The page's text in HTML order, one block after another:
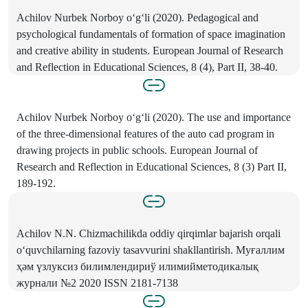
Achilov Nurbek Norboy o‘g‘li (2020). Pedagogical and
psychological fundamentals of formation of space imagination
and creative ability in students. European Journal of Research
and Reflection in Educational Sciences, 8 (4), Part II, 38-40.
Achilov Nurbek Norboy o‘g‘li (2020). The use and importance
of the three-dimensional features of the auto cad program in
drawing projects in public schools. European Journal of
Research and Reflection in Educational Sciences, 8 (3) Part II,
189-192.
Achilov N.N. Chizmachilikda oddiy qirqimlar bajarish orqali
o‘quvchilarning fazoviy tasavvurini shakllantirish. Муғаллим
ҳәм үзлуксиз билимлендириў илимийметодикалық
журнали №2 2020 ISSN 2181-7138